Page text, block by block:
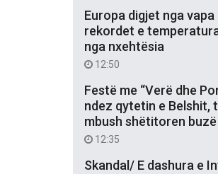
Europa digjet nga
rekordet e
nga nxehtësia
12:50
Festë me “Verë dhe
ndez qytetin e Belshit,
mbush shëtitoren
12:35
Skandal/ E dashura e